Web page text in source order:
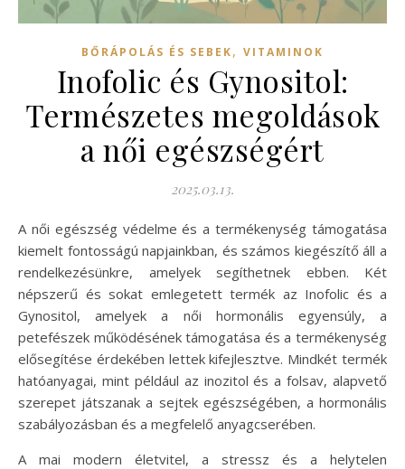
BŐRÁPOLÁS ÉS SEBEK, VITAMINOK
Inofolic és Gynositol:
Természetes megoldások
a női egészségért
2025.03.13.
A női egészség védelme és a termékenység támogatása
kiemelt fontosságú napjainkban, és számos kiegészítő áll a
rendelkezésünkre, amelyek segíthetnek ebben. Két
népszerű és sokat emlegetett termék az Inofolic és a
Gynositol, amelyek a női hormonális egyensúly, a
petefészek működésének támogatása és a termékenység
elősegítése érdekében lettek kifejlesztve. Mindkét termék
hatóanyagai, mint például az inozitol és a folsav, alapvető
szerepet játszanak a sejtek egészségében, a hormonális
szabályozásban és a megfelelő anyagcserében.
A mai modern életvitel, a stressz és a helytelen